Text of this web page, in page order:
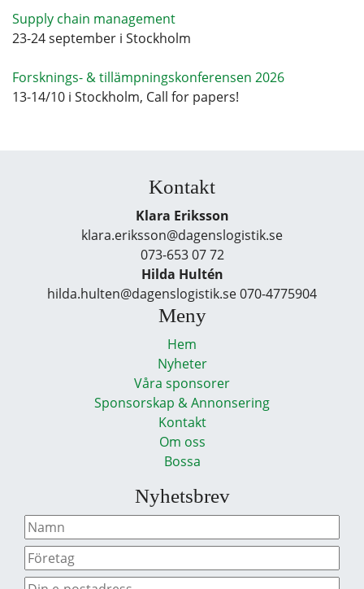
Supply chain management
23-24 september i Stockholm
Forsknings- & tillämpningskonferensen 2026
13-14/10 i Stockholm, Call for papers!
Kontakt
Klara Eriksson
klara.eriksson@dagenslogistik.se
073-653 07 72
Hilda Hultén
hilda.hulten@dagenslogistik.se 070-4775904
Meny
Hem
Nyheter
Våra sponsorer
Sponsorskap & Annonsering
Kontakt
Om oss
Bossa
Nyhetsbrev